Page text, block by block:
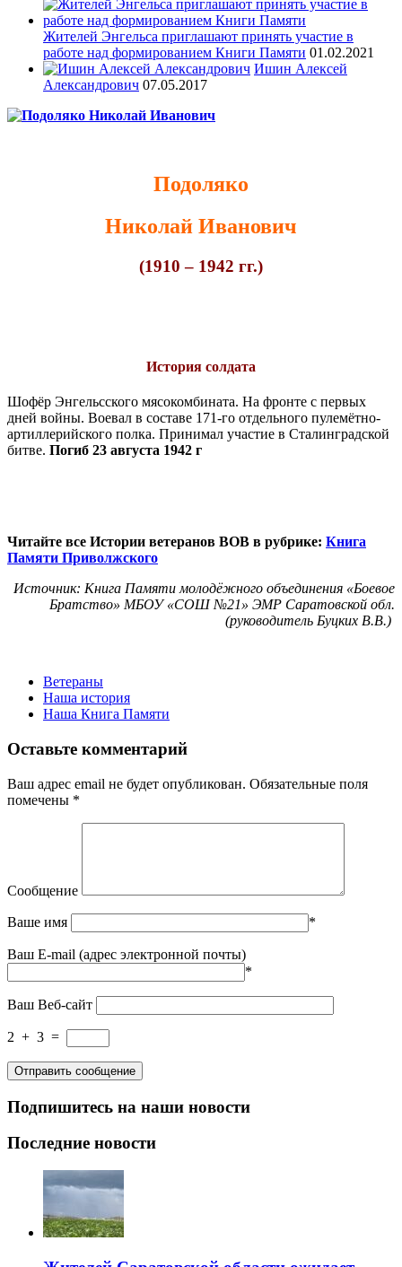
Жителей Энгельса приглашают принять участие в
работе над формированием Книги Памяти 01.02.2021
Ишин Алексей
Александрович 07.05.2017
Подоляко
Николай Иванович
(1910 – 1942 гг.)
История солдата
Шофёр Энгельсского мясокомбината. На фронте с первых
дней войны. Воевал в составе 171-го отдельного пулемётно-
артиллерийского полка. Принимал участие в Сталинградской
битве. Погиб 23 августа 1942 г
Читайте все Истории ветеранов ВОВ в рубрике: Книга
Памяти Приволжского
Источник: Книга Памяти молодёжного объединения «Боевое
Братство» МБОУ «СОШ №21» ЭМР Саратовской обл.
(руководитель Буцких В.В.)
Ветераны
Наша история
Наша Книга Памяти
Оставьте комментарий
Ваш адрес email не будет опубликован. Обязательные поля
помечены *
Сообщение
Ваше имя *
Ваш E-mail (адрес электронной почты)
*
Ваш Веб-сайт
2 + 3 =
Подпишитесь на наши новости
Последние новости